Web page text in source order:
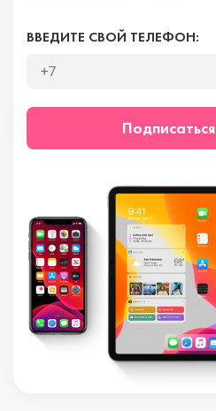
ВВЕДИТЕ СВОЙ ТЕЛЕФОН:
Подписаться